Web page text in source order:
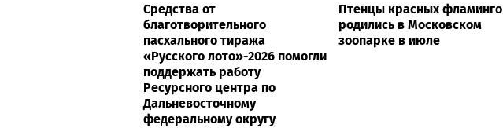
Средства от
благотворительного
пасхального тиража
«Русского лото»-2026 помогли
поддержать работу
Ресурсного центра по
Дальневосточному
федеральному округу
Птенцы красных фламинго
родились в Московском
зоопарке в июле